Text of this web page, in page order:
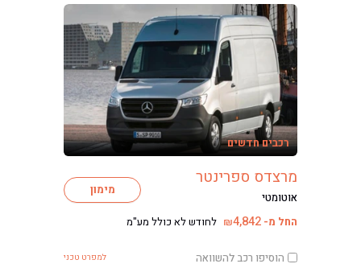
רכבים חדשים
מרצדס ספרינטר
אוטומטי מימון
החל מ- ₪4,842 לחודש לא כולל מע"מ
הוסיפו רכב להשוואה למפרט טכני